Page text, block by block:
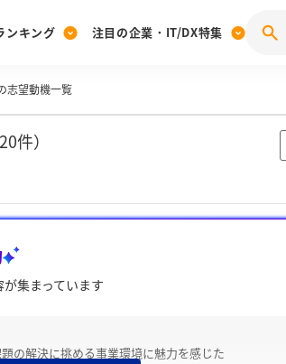
[27卒] 本選考体験記投稿キャンペー
ンキング
みんなのIT業界新卒就職人気企業ラ
注目の企業・IT/DX特集
研究
志望動機一覧
件）
集まっています
の解決に挑める事業環境に魅力を感じた